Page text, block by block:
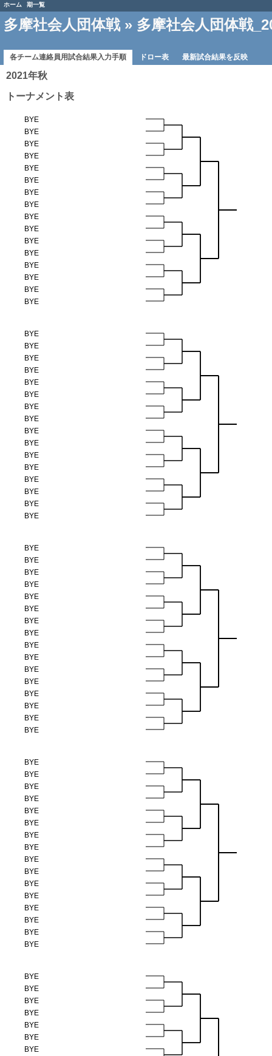
ホーム 期一覧
多摩社会人団体戦» 多摩社会人団体戦
各チーム連絡員用試合結果入力手順 ドロー表 最新試合結果を反映
2021年秋
トーナメント表
BYE
BYE
BYE
BYE
BYE
BYE
BYE
BYE
BYE
BYE
BYE
BYE
BYE
BYE
BYE
BYE
BYE
BYE
BYE
BYE
BYE
BYE
BYE
BYE
BYE
BYE
BYE
BYE
BYE
BYE
BYE
BYE
BYE
BYE
BYE
BYE
BYE
BYE
BYE
BYE
BYE
BYE
BYE
BYE
BYE
BYE
BYE
BYE
BYE
BYE
BYE
BYE
BYE
BYE
BYE
BYE
BYE
BYE
BYE
BYE
BYE
BYE
BYE
BYE
BYE
BYE
BYE
BYE
BYE
BYE
BYE